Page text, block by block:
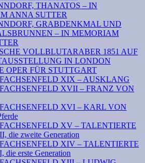
THANATOS – IN
ANNA SUTTER
GRABDENKMAL UND
– IN MEMORIAM
VOLLBLUTARABER 1851 AUF
IN LONDON
OPER FÜR STUTTGART
XIX – AUSKLANG
XVII – FRANZ VON
XVI – KARL VON
XV – TALENTIERTE
die zweite Generation
XIV – TALENTIERTE
die erste Generation